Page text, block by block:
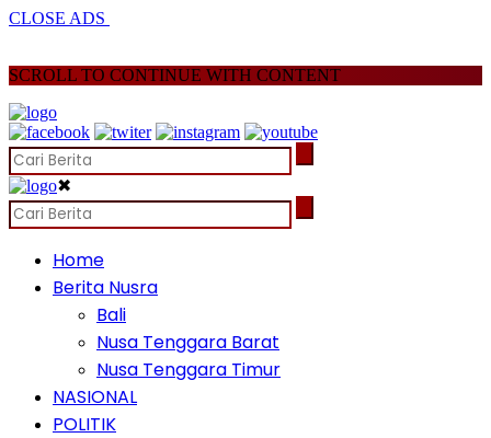
CLOSE ADS
SCROLL TO CONTINUE WITH CONTENT
✖
Home
Berita Nusra
Bali
Nusa Tenggara Barat
Nusa Tenggara Timur
NASIONAL
POLITIK